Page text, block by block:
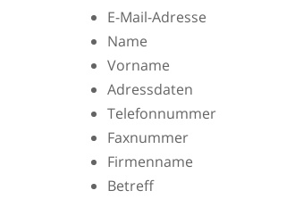
E-Mail-Adresse
Name
Vorname
Adressdaten
Telefonnummer
Faxnummer
Firmenname
Betreff